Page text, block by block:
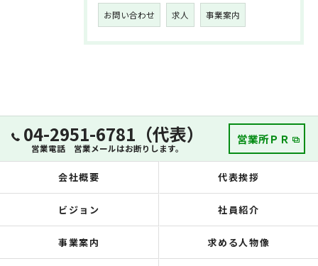
お問い合わせ 求人 事業案内
04-2951-6781（代表）
営業電話 営業メールはお断りします。
営業所ＰＲ
会社概要 代表挨拶
ビジョン 社員紹介
事業案内 求める人物像